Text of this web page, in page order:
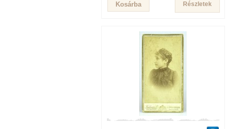
Részletek